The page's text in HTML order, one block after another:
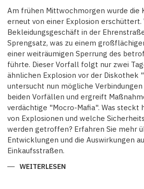
Am frühen Mittwochmorgen wurde die
erneut von einer Explosion erschüttert.
Bekleidungsgeschäft in der
Sprengsatz, was zu einem
einer weiträumigen Sperrung des
führte. Dieser Vorfall folgt nur zwei
ähnlichen Explosion vor der Diskothek
untersucht nun mögliche
beiden Vorfällen und ergreift
verdächtige "Mocro-Mafia". Was steckt
von Explosionen und welche
werden getroffen? Erfahren Sie mehr
Entwicklungen und die Auswirkungen
Einkaufsstraßen.
WEITERLESEN